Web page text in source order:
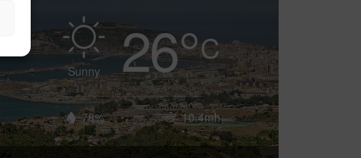
Sunny 26°C
78% 10.4mh